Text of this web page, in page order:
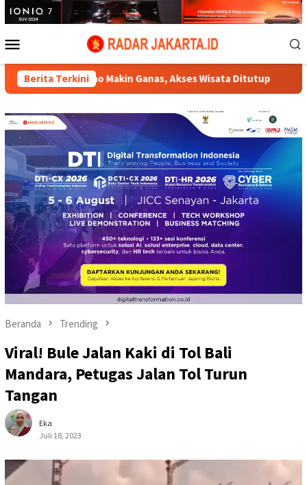
Loncat
ke
Mobile
Berita Terkini
Makin Ganas, Akses Wisata Ditutup Jukir Viral di
Beranda Trending
Viral! Bule Jalan Kaki di Tol Bali
Mandara, Petugas Jalan Tol Turun
Tangan
Eka
Juli 18, 2023